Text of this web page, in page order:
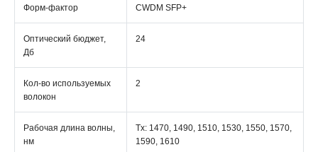
Форм-фактор CWDM SFP+
Оптический бюджет,
Дб
24
Кол-во используемых
волокон
2
Рабочая длина волны,
нм
Tx: 1470, 1490, 1510, 1530, 1550, 1570,
1590, 1610